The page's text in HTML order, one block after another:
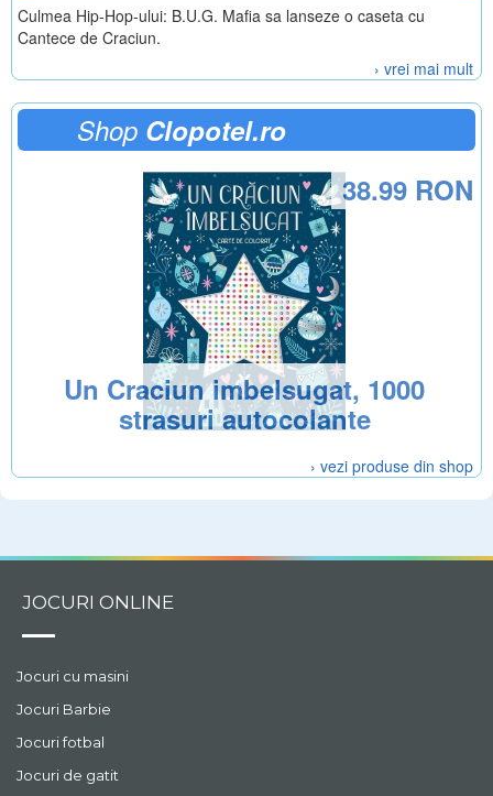
Culmea Hip-Hop-ului: B.U.G. Mafia sa lanseze o caseta cu
Cantece de Craciun.
› vrei mai mult
Shop Clopotel.ro
Un Craciun imbelsugat, 1000
strasuri autocolante
38.99 RON
› vezi produse din shop
JOCURI ONLINE
Jocuri cu masini
Jocuri Barbie
Jocuri fotbal
Jocuri de gatit